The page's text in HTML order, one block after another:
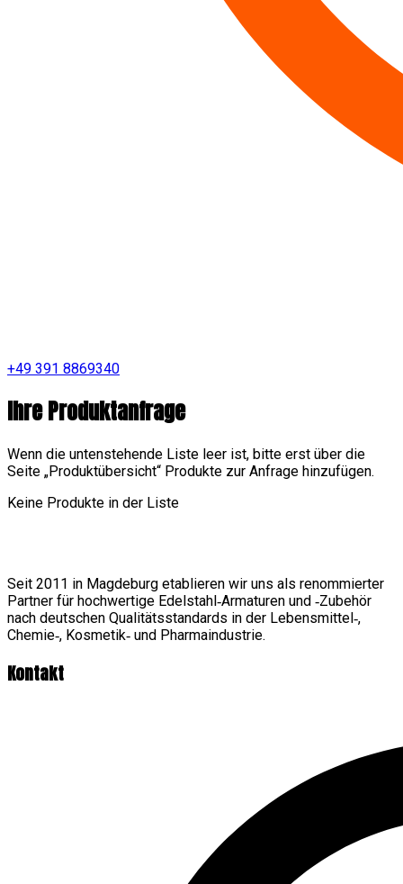
+49 391 8869340
Ihre Produktanfrage
Wenn die untenstehende Liste leer ist, bitte erst über die
Seite „Produktübersicht“ Produkte zur Anfrage hinzufügen.
Keine Produkte in der Liste
Seit 2011 in Magdeburg etablieren wir uns als renommierter
Partner für hochwertige Edelstahl‑Armaturen und ‑Zubehör
nach deutschen Qualitätsstandards in der Lebensmittel‑,
Chemie‑, Kosmetik‑ und Pharmaindustrie.
Kontakt